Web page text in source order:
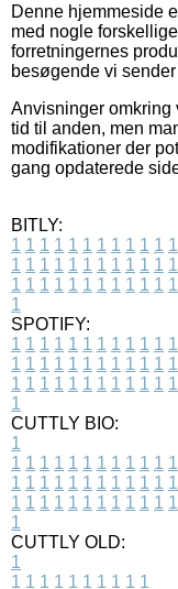
Denne hjemmeside
med nogle
forretningernes
besøgende vi
Anvisninger omkring
tid til anden, men
modifikationer der
gang opdaterede
BITLY:
1 1 1 1 1 1 1 1 1 1 1 1
1 1 1 1 1 1 1 1 1 1 1 1
1 1 1 1 1 1 1 1 1 1 1 1
1
SPOTIFY:
1 1 1 1 1 1 1 1 1 1 1 1
1 1 1 1 1 1 1 1 1 1 1 1
1 1 1 1 1 1 1 1 1 1 1 1
1
CUTTLY BIO:
1
1 1 1 1 1 1 1 1 1 1 1 1
1 1 1 1 1 1 1 1 1 1 1 1
1 1 1 1 1 1 1 1 1 1 1 1
1
CUTTLY OLD:
1
1 1 1 1 1 1 1 1 1 1